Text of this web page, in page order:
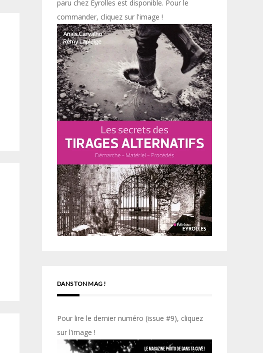
paru chez Eyrolles est disponible. Pour le
commander, cliquez sur l'image !
DANS TON MAG !
Pour lire le dernier numéro (issue #9), cliquez
sur l'image !